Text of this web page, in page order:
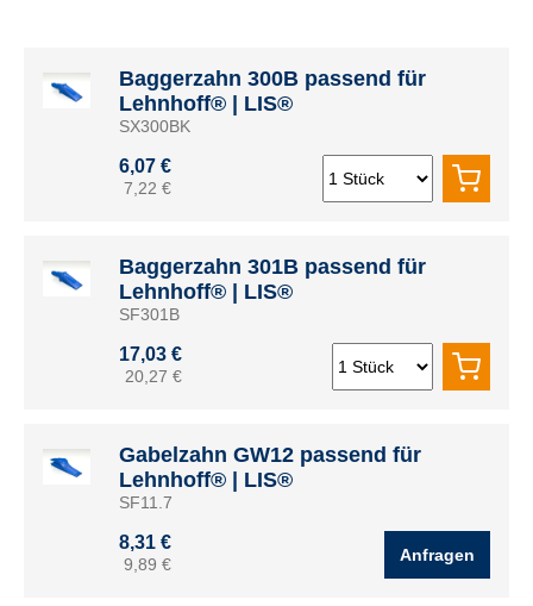
Baggerzahn 300B passend für
Lehnhoff® | LIS®
SX300BK
6,07 €
7,22 €
Baggerzahn 301B passend für
Lehnhoff® | LIS®
SF301B
17,03 €
20,27 €
Gabelzahn GW12 passend für
Lehnhoff® | LIS®
SF11.7
8,31 €
9,89 € Anfragen